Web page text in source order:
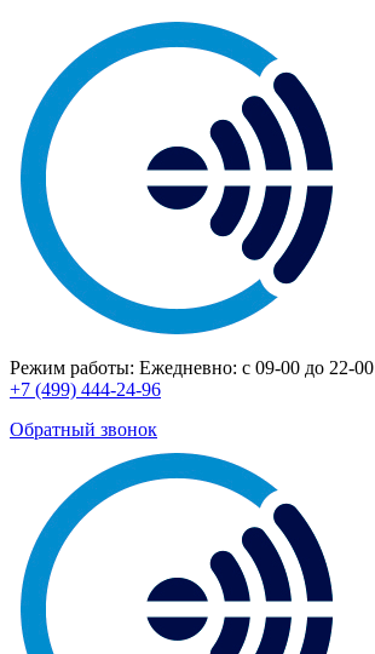
Режим работы: Ежедневно: с 09-00 до 22-00
+7 (499) 444-24-96
Обратный звонок